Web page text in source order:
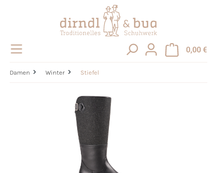
0,00 €
Damen Winter Stiefel
Bildergalerie überspringen